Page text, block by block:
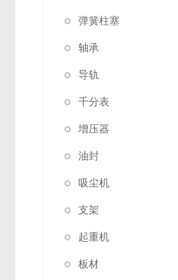
弹簧柱塞
轴承
导轨
千分表
增压器
油封
吸尘机
支架
起重机
板材